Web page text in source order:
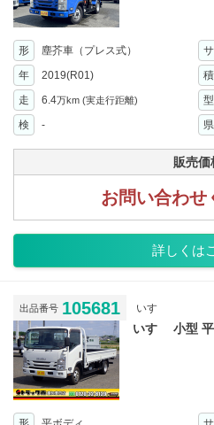
形 塵芥車（プレス式） サ
年
2019(R01) 積
走 6.4万km (実走行距離) 型
検
- 県
販売価
お問い合わせ
詳しくは
出品番号 105681 いすゞ
いすゞ 小型